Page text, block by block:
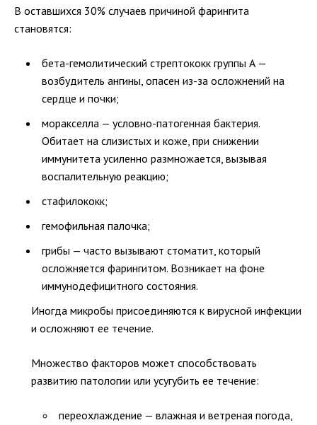
В оставшихся 30% случаев причиной фарингита
становятся:
бета-гемолитический стрептококк группы А —
возбудитель ангины, опасен из-за осложнений на
сердце и почки;
моракселла — условно-патогенная бактерия.
Обитает на слизистых и коже, при снижении
иммунитета усиленно размножается, вызывая
воспалительную реакцию;
стафилококк;
гемофильная палочка;
грибы — часто вызывают стоматит, который
осложняется фарингитом. Возникает на фоне
иммунодефицитного состояния.
Иногда микробы присоединяются к вирусной инфекции
и осложняют ее течение.
Множество факторов может способствовать
развитию патологии или усугубить ее течение:
переохлаждение — влажная и ветреная погода,